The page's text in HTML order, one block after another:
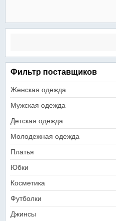
Фильтр поставщиков
Женская одежда
Мужская одежда
Детская одежда
Молодежная одежда
Платья
Юбки
Косметика
Футболки
Джинсы